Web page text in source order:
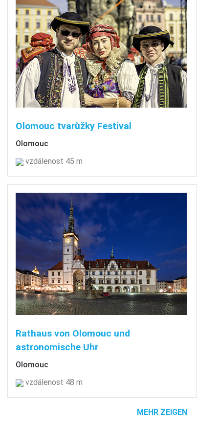
Olomouc tvarůžky Festival
Olomouc
vzdálenost 45 m
Rathaus von Olomouc und
astronomische Uhr
Olomouc
vzdálenost 48 m
MEHR ZEIGEN